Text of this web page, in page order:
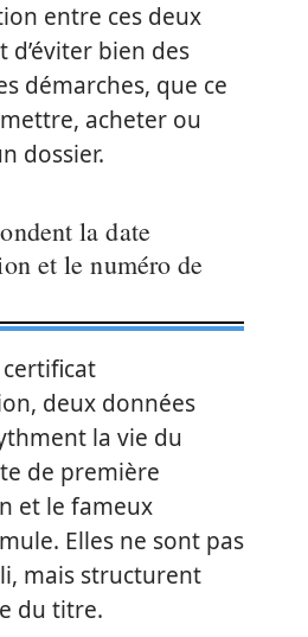
entre ces deux
bien des
démarches, que ce
acheter ou
dossier.
la date
et le numéro de
deux données
la vie du
de première
et le fameux
Elles ne sont pas
mais structurent
du titre.